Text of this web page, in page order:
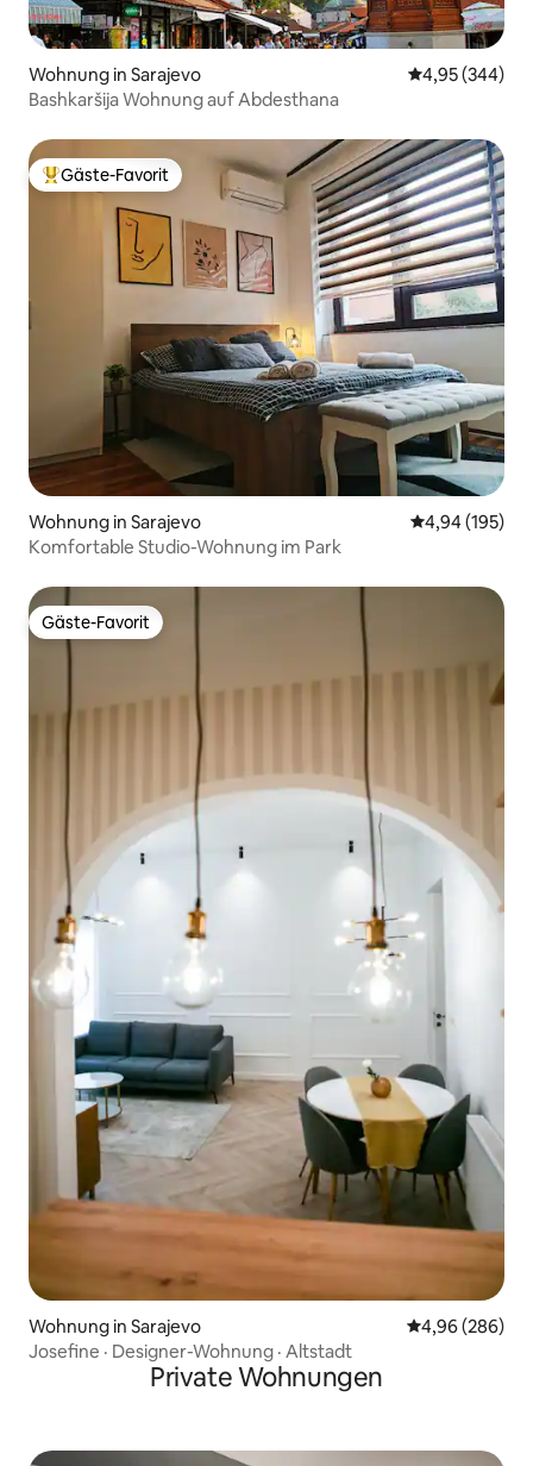
Wohnung in Sarajevo
4,95 (344)
Bashkaršija Wohnung auf Abdesthana
Beliebter Gäste-Favorit.
Gäste-Favorit
Wohnung in Sarajevo
4,94 (195)
Komfortable Studio-Wohnung im Park
Gäste-Favorit
Gäste-Favorit
Wohnung in Sarajevo
4,96 (286)
Josefine · Designer-Wohnung · Altstadt
Private Wohnungen